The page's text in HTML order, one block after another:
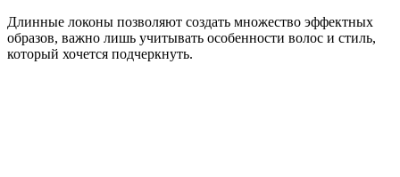
Длинные локоны позволяют создать множество эффектных
образов, важно лишь учитывать особенности волос и стиль,
который хочется подчеркнуть.